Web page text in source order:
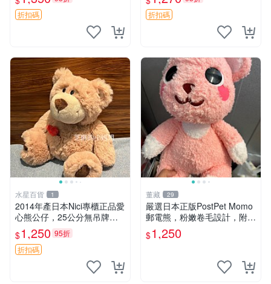
熊杯墊
折扣碼
折扣碼
水星百貨 1
2014年產日本Nici專櫃正品愛
心熊公仔，25公分無吊牌全
新 愛心熊 公仔 熊抱玩偶
$1,250 95折
折扣碼
董藏 29
嚴選日本正版PostPet Momo
郵電熊，粉嫩卷毛設計，附原
裝包裝與吊牌，超Recomme
nded收藏品 1095 玩偶 包裝
$1,250